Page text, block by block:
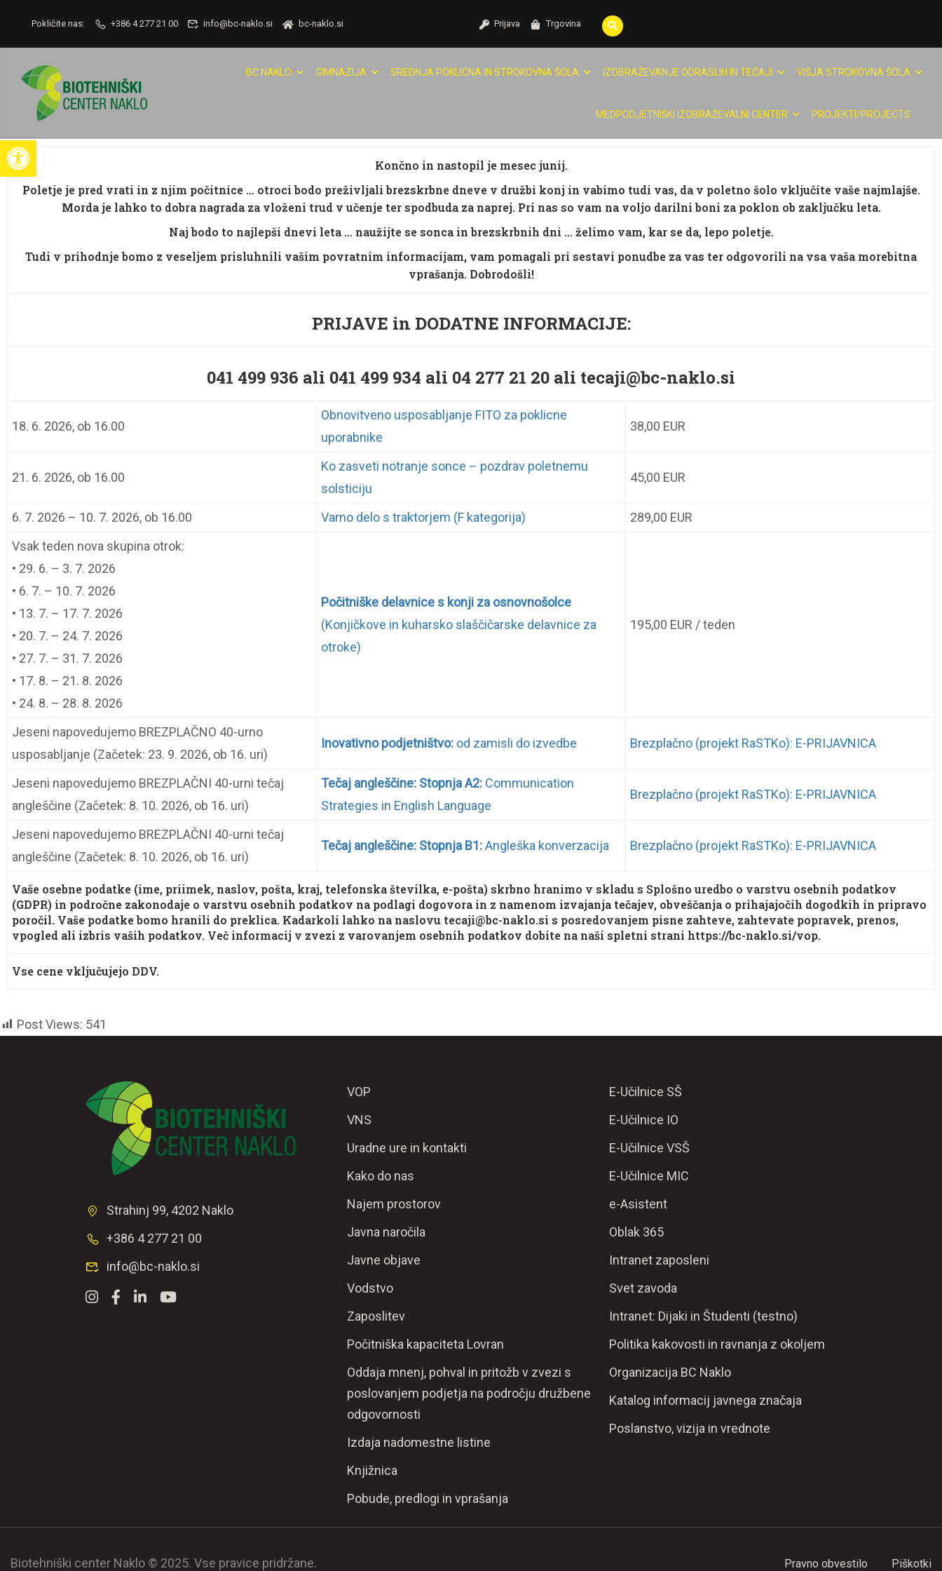
Open toolbar
Pokličite nas: +386 4 277 21 00 info@bc-naklo.si bc-naklo.si Prijava Trgovina
BC NAKLO GIMNAZIJA SREDNJA POKLICNA IN STROKOVNA ŠOLA IZOBRAŽEVANJE ODRASLIH IN TEČAJI VIŠJA STROKOVNA ŠOLA
MEDPODJETNIŠKI IZOBRAŽEVALNI CENTER PROJEKTI/PROJECTS
Končno in nastopil je mesec junij.
Poletje je pred vrati in z njim počitnice … otroci bodo preživljali brezskrbne dneve v družbi konj in vabimo tudi vas, da v poletno šolo vključite vaše najmlajše.
Morda je lahko to dobra nagrada za vloženi trud v učenje ter spodbuda za naprej. Pri nas so vam na voljo darilni boni za poklon ob zaključku leta.
Naj bodo to najlepši dnevi leta … naužijte se sonca in brezskrbnih dni … želimo vam, kar se da, lepo poletje.
Tudi v prihodnje bomo z veseljem prisluhnili vašim povratnim informacijam, vam pomagali pri sestavi ponudbe za vas ter odgovorili na vsa vaša morebitna
vprašanja. Dobrodošli!
PRIJAVE in DODATNE INFORMACIJE:
041 499 936 ali 041 499 934 ali 04 277 21 20 ali tecaji@bc-naklo.si
18. 6. 2026, ob 16.00
Obnovitveno usposabljanje FITO za poklicne
uporabnike
38,00 EUR
21. 6. 2026, ob 16.00
Ko zasveti notranje sonce – pozdrav poletnemu
solsticiju
45,00 EUR
6. 7. 2026 – 10. 7. 2026, ob 16.00 Varno delo s traktorjem (F kategorija)
289,00 EUR
Vsak teden nova skupina otrok:
• 29. 6. – 3. 7. 2026
• 6. 7. – 10. 7. 2026
• 13. 7. – 17. 7. 2026
• 20. 7. – 24. 7. 2026
• 27. 7. – 31. 7. 2026
• 17. 8. – 21. 8. 2026
• 24. 8. – 28. 8. 2026
Počitniške delavnice s konji za osnovnošolce
(Konjičkove in kuharsko slaščičarske delavnice za
otroke)
195,00 EUR / teden
Jeseni napovedujemo BREZPLAČNO 40-urno
usposabljanje (Začetek: 23. 9. 2026, ob 16. uri)
Inovativno podjetništvo: od zamisli do izvedbe Brezplačno (projekt RaSTKo): E-PRIJAVNICA
Jeseni napovedujemo BREZPLAČNI 40-urni tečaj
angleščine (Začetek: 8. 10. 2026, ob 16. uri)
Tečaj angleščine: Stopnja A2: Communication
Strategies in English Language
Brezplačno (projekt RaSTKo): E-PRIJAVNICA
Jeseni napovedujemo BREZPLAČNI 40-urni tečaj
angleščine (Začetek: 8. 10. 2026, ob 16. uri)
Tečaj angleščine: Stopnja B1:Angleška konverzacija Brezplačno (projekt RaSTKo): E-PRIJAVNICA
Vaše osebne podatke (ime, priimek, naslov, pošta, kraj, telefonska številka, e-pošta) skrbno hranimo v skladu s Splošno uredbo o varstvu osebnih podatkov
(GDPR) in področne zakonodaje o varstvu osebnih podatkov na podlagi dogovora in z namenom izvajanja tečajev, obveščanja o prihajajočih dogodkih in pripravo
poročil. Vaše podatke bomo hranili do preklica. Kadarkoli lahko na naslovu tecaji@bc-naklo.si s posredovanjem pisne zahteve, zahtevate popravek, prenos,
vpogled ali izbris vaših podatkov. Več informacij v zvezi z varovanjem osebnih podatkov dobite na naši spletni strani https://bc-naklo.si/vop.
Vse cene vključujejo DDV.
Post Views: 541
Strahinj 99, 4202 Naklo
+386 4 277 21 00
info@bc-naklo.si
VOP
VNS
Uradne ure in kontakti
Kako do nas
Najem prostorov
Javna naročila
Javne objave
Vodstvo
Zaposlitev
Počitniška kapaciteta Lovran
Oddaja mnenj, pohval in pritožb v zvezi s
poslovanjem podjetja na področju družbene
odgovornosti
Izdaja nadomestne listine
Knjižnica
Pobude, predlogi in vprašanja
E-Učilnice SŠ
E-Učilnice IO
E-Učilnice VSŠ
E-Učilnice MIC
e-Asistent
Oblak 365
Intranet zaposleni
Svet zavoda
Intranet: Dijaki in Študenti (testno)
Politika kakovosti in ravnanja z okoljem
Organizacija BC Naklo
Katalog informacij javnega značaja
Poslanstvo, vizija in vrednote
Biotehniški center Naklo © 2025. Vse pravice pridržane. Pravno obvestilo Piškotki